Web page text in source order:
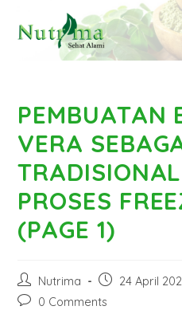
Blog
PEMBUATAN
VERA
PROSES
(PAGE 1)
Post
author:
Nutrima
Post
published:
24 April
Post0 Comments